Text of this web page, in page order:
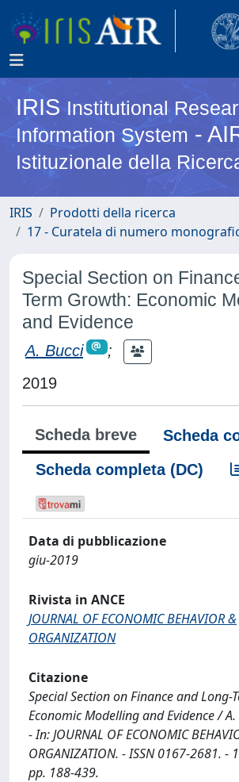
IRISInstitutional
Information System -
Istituzionale della
IRIS
Prodotti della ricerca
17 - Curatela di numero
Special Section on
Term Growth: Economic
and Evidence
A. Bucci
;
2019
Scheda breve
Scheda
Scheda completa (DC)
Data di pubblicazione
giu-2019
Rivista in ANCE
JOURNAL OF ECONOMIC BEHAVIOR &
ORGANIZATION
Citazione
Special Section on Finance and Long-
Economic Modelling and Evidence / A.
- In: JOURNAL OF ECONOMIC
ORGANIZATION. - ISSN 0167-2681. -
pp. 188-439.